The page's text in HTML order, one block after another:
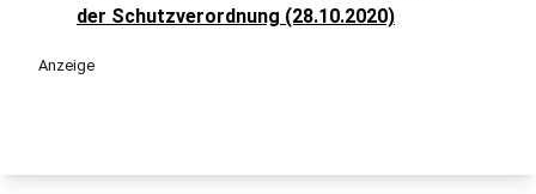
der Schutzverordnung (28.10.2020)
Anzeige